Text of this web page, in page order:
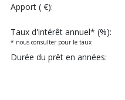
Apport ( €):
Taux d'intérêt annuel* (%):
* nous consulter pour le taux
Durée du prêt en années: